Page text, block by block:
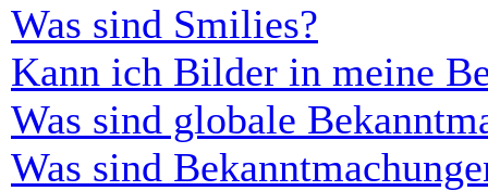
Was sind Smilies?
Kann ich Bilder in meine
Was sind globale
Was sind